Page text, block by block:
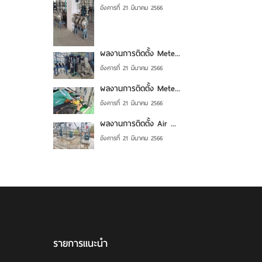
อังคารที่ 21 มีนาคม 2566
ผลงานการติดตั้ง Mete...
อังคารที่ 21 มีนาคม 2566
ผลงานการติดตั้ง Mete...
อังคารที่ 21 มีนาคม 2566
ผลงานการติดตั้ง Air ...
อังคารที่ 21 มีนาคม 2566
รายการแนะนำ